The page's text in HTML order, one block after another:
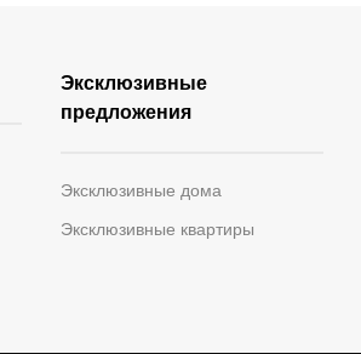
Эксклюзивные
предложения
Эксклюзивные дома
Эксклюзивные квартиры